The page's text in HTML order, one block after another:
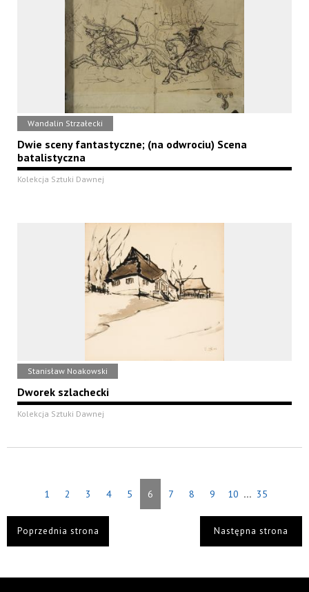
Wandalin Strzałecki
Dwie sceny fantastyczne; (na odwrociu) Scena
batalistyczna
Kolekcja Sztuki Dawnej
Stanisław Noakowski
Dworek szlachecki
Kolekcja Sztuki Dawnej
1 2 3 4 5 6 7 8 9 10 ... 35
Poprzednia strona Następna strona